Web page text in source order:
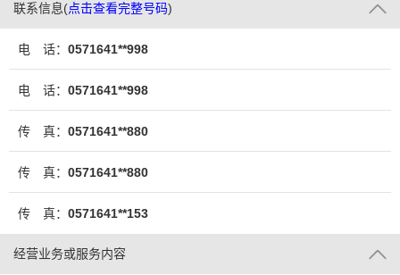
联系信息(点击查看完整号码)
电 话： 0571641**998
电 话： 0571641**998
传 真： 0571641**880
传 真： 0571641**880
传 真： 0571641**153
经营业务或服务内容